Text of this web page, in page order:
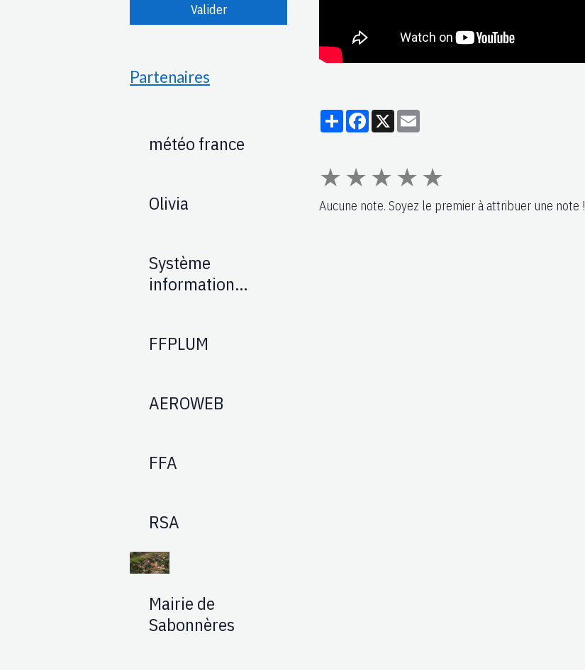
PartagerFacebook
X
★★★★★
Aucune note. Soyez le premier à attribuer une note !
Valider
Partenaires
météo france
Olivia
Système
information
FFPLUM
AEROWEB
FFA
RSA
Mairie de
Sabonnères